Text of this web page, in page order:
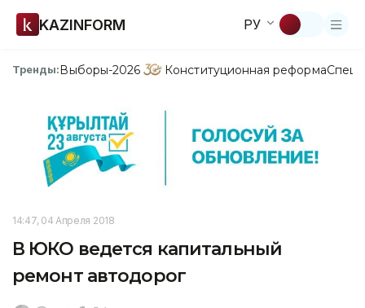
KAZINFORM РУ
Тренды:Выборы-2026 Конституционная реформа
14:47, 04 Апреля 2018
В ЮКО ведется капитальный
ремонт автодорог